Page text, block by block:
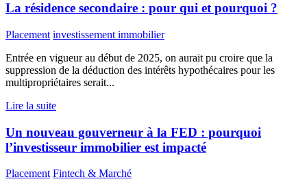
La résidence secondaire : pour qui et pourquoi ?
Placement investissement immobilier
Entrée en vigueur au début de 2025, on aurait pu croire que la
suppression de la déduction des intérêts hypothécaires pour les
multipropriétaires serait...
Lire la suite
Un nouveau gouverneur à la FED : pourquoi
l’investisseur immobilier est impacté
Placement Fintech & Marché